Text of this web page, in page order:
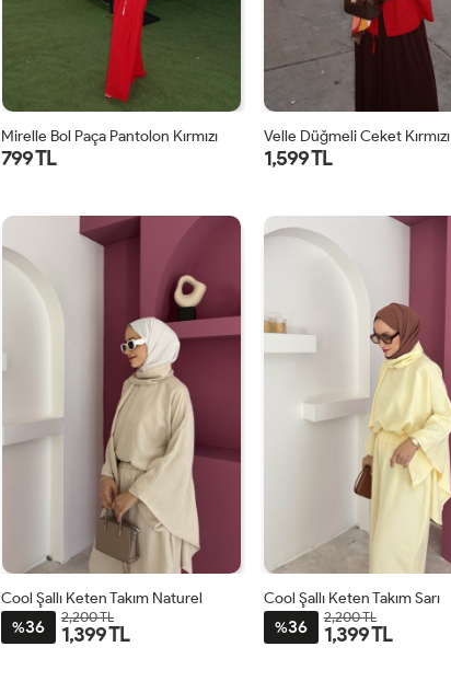
Mirelle Bol Paça Pantolon Kırmızı
799 TL
Velle Düğmeli Ceket Kırmızı
1,599 TL
Cool Şallı Keten Takım Naturel
%36 2,200 TL
1,399 TL
Cool Şallı Keten Takım Sarı
%36 2,200 TL
1,399 TL